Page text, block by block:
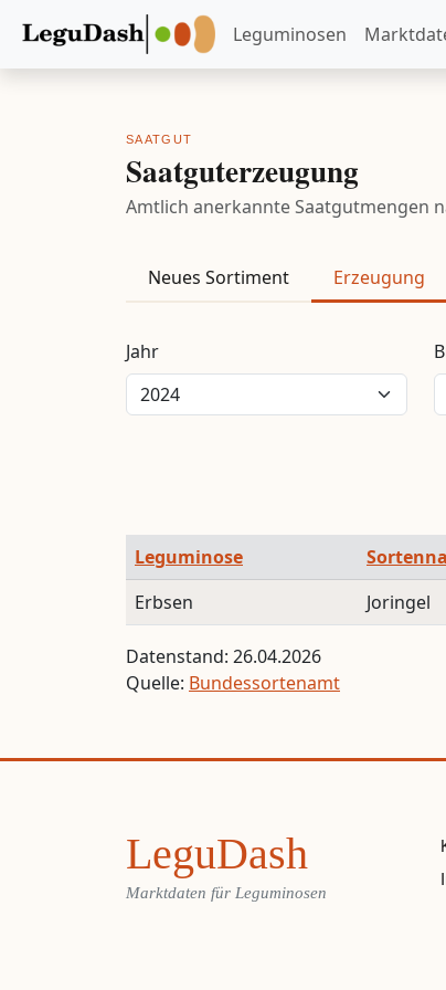
Leguminosen
SAATGUT
Saatguterzeugung
Amtlich anerkannte Saatgutmengen
Neues Sortiment Erzeugung
Jahr
Leguminose
Erbsen
Joringel
Datenstand: 26.04.2026
Quelle: Bundessortenamt
LeguDash
Marktdaten für Leguminosen